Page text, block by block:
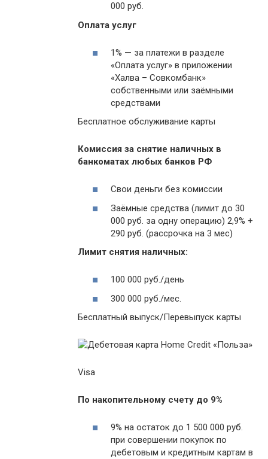
000 руб.
Оплата услуг
1% — за платежи в разделе
«Оплата услуг» в приложении
«Халва – Совкомбанк»
собственными или заёмными
средствами
Бесплатное обслуживание карты
Комиссия за снятие наличных в
банкоматах любых банков РФ
Свои деньги без комиссии
Заёмные средства (лимит до 30
000 руб. за одну операцию) 2,9% +
290 руб. (рассрочка на 3 мес)
Лимит снятия наличных:
100 000 руб./день
300 000 руб./мес.
Бесплатный выпуск/Перевыпуск карты
Visa
По накопительному счету до 9%
9% на остаток до 1 500 000 руб.
при совершении покупок по
дебетовым и кредитным картам в